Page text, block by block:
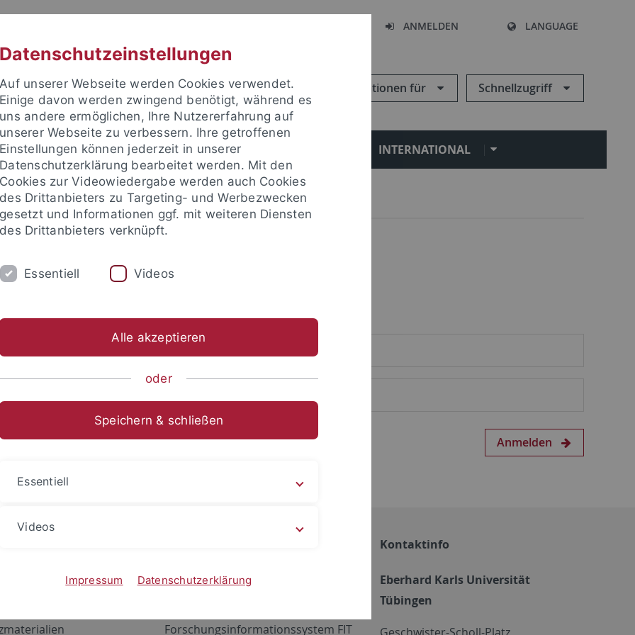
ANMELDEN LANGUAGE
Informationen für Schnellzugriff
FORSCHUNG EINRICHTUNGEN INTERNATIONAL
um sich anzumelden:
Anmelden
Netzwerk
ALMA
Forschungsinformationssystem FIT
Kontaktinfo
Eberhard Karls Universität
Tübingen
Datenschutzeinstellungen
Auf unserer Webseite werden Cookies verwendet.
Einige davon werden zwingend benötigt, während es
uns andere ermöglichen, Ihre Nutzererfahrung auf
unserer Webseite zu verbessern. Ihre getroffenen
Einstellungen können jederzeit in unserer
Datenschutzerklärung bearbeitet werden. Mit den
Cookies zur Videowiedergabe werden auch Cookies
des Drittanbieters zu Targeting- und Werbezwecken
gesetzt und Informationen ggf. mit weiteren Diensten
des Drittanbieters verknüpft.
Essentiell Videos
Alle akzeptieren
oder
Speichern & schließen
Essentiell
Videos
Impressum Datenschutzerklärung